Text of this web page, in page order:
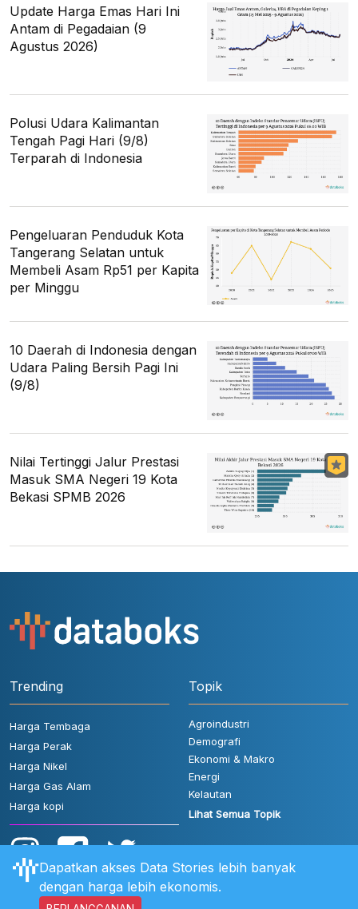
Update Harga Emas Hari Ini
Antam di Pegadaian (9
Agustus 2026)
Polusi Udara Kalimantan
Tengah Pagi Hari (9/8)
Terparah di Indonesia
Pengeluaran Penduduk Kota
Tangerang Selatan untuk
Membeli Asam Rp51 per Kapita
per Minggu
10 Daerah di Indonesia dengan
Udara Paling Bersih Pagi Ini
(9/8)
Nilai Tertinggi Jalur Prestasi
Masuk SMA Negeri 19 Kota
Bekasi SPMB 2026
Trending
Harga Tembaga
Harga Perak
Harga Nikel
Harga Gas Alam
Harga kopi
Topik
Agroindustri
Demografi
Ekonomi & Makro
Energi
Kelautan
Lihat Semua Topik
Dapatkan akses Data Stories lebih banyak
dengan harga lebih ekonomis.